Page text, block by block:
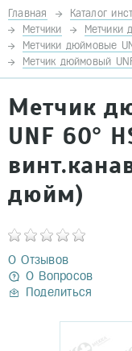
Главная Каталог
Метчики
Метчики
Метчики дюймовые
Метчик дюймовый
Метчик
UNF 60°
дюйм)
0 Отзывов
0 Вопросов
Поделиться